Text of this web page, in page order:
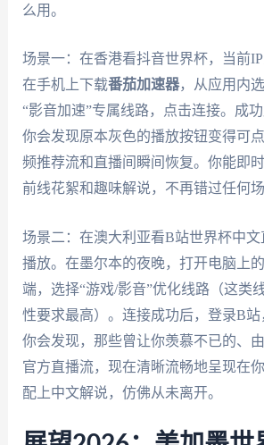
么用。
场景一：在香港看抖音世界杯，当前
在手机上下载番茄加速器，从应用内
“影音加速”专属线路，点击连接。成功
你会发现原本灰色的播放按钮变得可
频推荐流和直播间瞬间恢复。你能即
前线花絮和趣味解说，不再错过任何场
场景二：在澳大利亚看B站世界杯中
播放。在墨尔本的夜晚，打开电脑上的
端，选择“游戏/影音”优化线路（这类
性要求最高）。连接成功后，登录B站
你会发现，那些曾让你羡慕不已的、
官方直播流，现在清晰流畅地呈现在
配上中文解说，仿佛从未离开。